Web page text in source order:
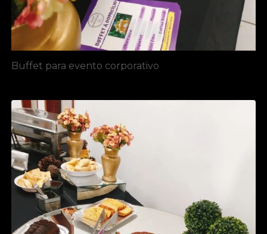
Buffet para evento corporativo